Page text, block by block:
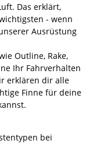
Das erklärt,
- wenn
Ausrüstung
Outline, Rake,
Ihr Fahrverhalten
erklären dir alle
Finne für deine
bei